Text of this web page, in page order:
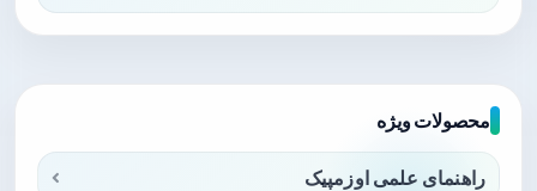
محصولات ویژه
راهنمای علمی اوزمپیک